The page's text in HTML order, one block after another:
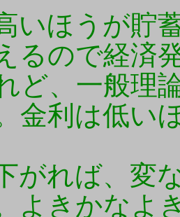
いほうが貯
るので経済
ど、一般理
金利は低い
がれば、変
よきかなよ